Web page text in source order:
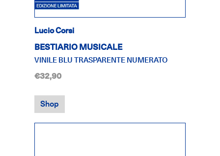
Lucio Corsi
BESTIARIO MUSICALE
VINILE BLU TRASPARENTE NUMERATO
€32,90
Shop